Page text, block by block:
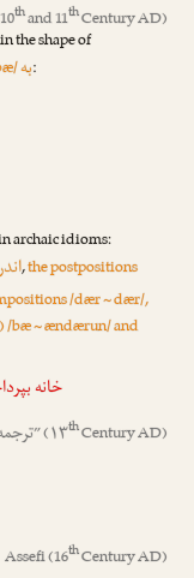
thand 11thCentury AD)
the shape of
به:
archaic idioms:
,the postpositions
/dær ~ dær/,
bæ ~ ændærun/ and
خانه
” (۱۳thCentury AD)
Assefi(16thCentury AD)